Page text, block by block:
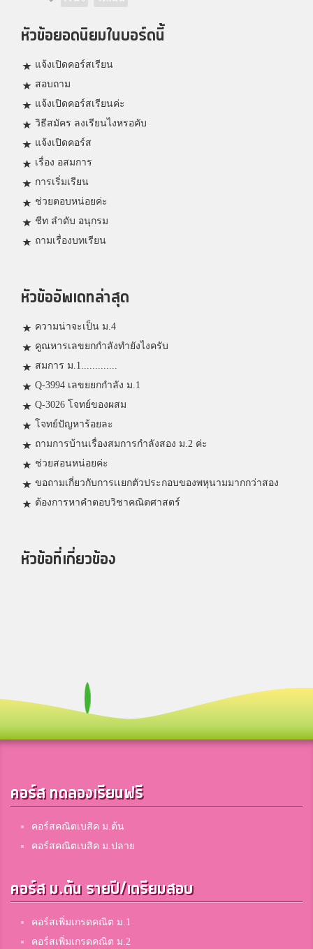
หัวข้อยอดนิยมในบอร์ดนี้
แจ้งเปิดคอร์สเรียน
สอบถาม
แจ้งเปิดคอร์สเรียนค่ะ
วิธีสมัคร ลงเรียนไงหรอคับ
แจ้งเปิดคอร์ส
เรื่อง อสมการ
การเริ่มเรียน
ช่วยตอบหน่อยค่ะ
ชีท ลำดับ อนุกรม
ถามเรื่องบทเรียน
หัวข้ออัพเดทล่าสุด
ความน่าจะเป็น ม.4
คูณหารเลขยกกำลังทำยังไงครับ
สมการ ม.1.............
Q-3994 เลขยยกกำลัง ม.1
Q-3026 โจทย์ของผสม
โจทย์ปัญหาร้อยละ
ถามการบ้านเรื่องสมการกำลังสอง ม.2 ค่ะ
ช่วยสอนหน่อยค่ะ
ขอถามเกี่ยวกับการเเยกตัวประกอบของพหุนามมากกว่าสอง
ต้องการหาคำตอบวิชาคณิตศาสตร์
หัวข้อที่เกี่ยวข้อง
คอร์ส ทดลองเรียนฟรี
คอร์สคณิตเบสิค ม.ต้น
คอร์สคณิตเบสิค ม.ปลาย
คอร์ส ม.ต้น รายปี/เตรียมสอบ
คอร์สเพิ่มเกรดคณิต ม.1
คอร์สเพิ่มเกรดคณิต ม.2